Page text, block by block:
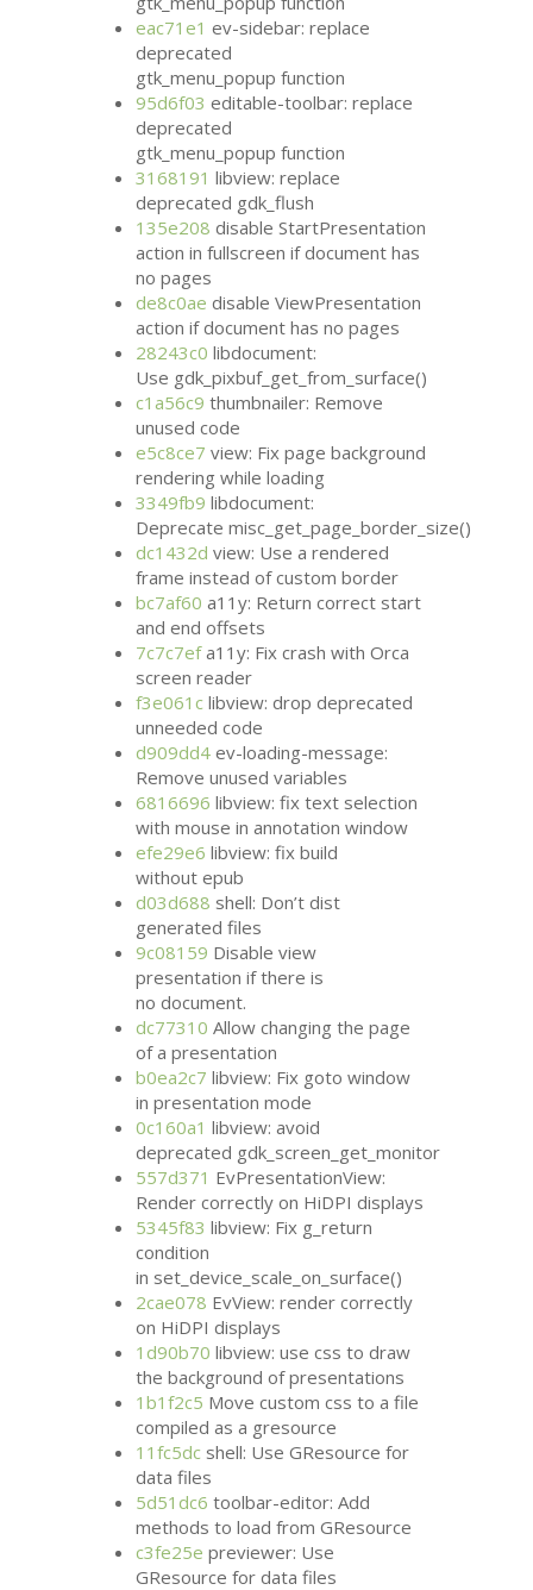
eac71e1 ev-sidebar: replace
deprecated
gtk_menu_popup function
95d6f03 editable-toolbar: replace
deprecated
gtk_menu_popup function
3168191 libview: replace
deprecated gdk_flush
135e208 disable StartPresentation
action in fullscreen if document has
no pages
de8c0ae disable ViewPresentation
action if document has no pages
28243c0 libdocument:
Use gdk_pixbuf_get_from_surface()
c1a56c9 thumbnailer: Remove
unused code
e5c8ce7 view: Fix page background
rendering while loading
3349fb9 libdocument:
Deprecate misc_get_page_border_size()
dc1432d view: Use a rendered
frame instead of custom border
bc7af60 a11y: Return correct start
and end offsets
7c7c7efa11y: Fix crash with Orca
screen reader
f3e061c libview: drop deprecated
unneeded code
d909dd4 ev-loading-message:
Remove unused variables
6816696 libview: fix text selection
with mouse in annotation window
efe29e6 libview: fix build
without epub
d03d688 shell: Don’t dist
generated files
9c08159 Disable view
presentation if there is
no document.
dc77310 Allow changing the page
of a presentation
b0ea2c7 libview: Fix goto window
in presentation mode
0c160a1 libview: avoid
deprecated gdk_screen_get_monitor
557d371 EvPresentationView:
Render correctly on HiDPI displays
5345f83 libview: Fix g_return
condition
in set_device_scale_on_surface()
2cae078 EvView: render correctly
on HiDPI displays
1d90b70 libview: use css to draw
the background of presentations
1b1f2c5 Move custom css to a file
compiled as a gresource
11fc5dc shell: Use GResource for
data files
5d51dc6 toolbar-editor: Add
methods to load from GResource
c3fe25e previewer: Use
GResource for data files